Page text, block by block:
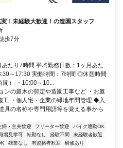
！未経験大歓迎！の造園スタッフ
歩7分
たり7時間 平均勤務日数：1ヶ月あた
～17:30 実働時間：7時間 ◎休憩時間
間） ・10:00～10...
ンの庭木の剪定や造園工事など ・お庭
工 ・個人宅・企業の緑地年間管理 ◆入
の名称や専門用語等を覚える事から
婦・主夫歓迎 フリーター歓迎
バイク通勤OK
場見学可 転勤なし 経験不問
未経験者歓迎
残業なし 有資格者歓迎
研修あり